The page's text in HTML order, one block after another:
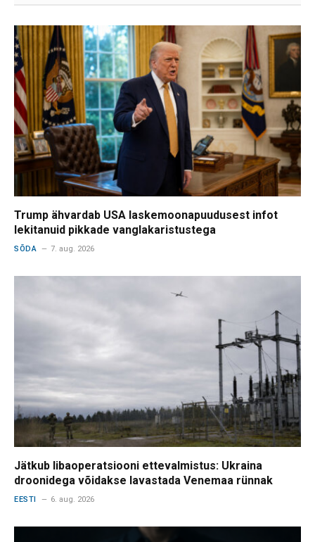
Trump ähvardab USA laskemoonapuudusest infot
lekitanuid pikkade vanglakaristustega
SÕDA 7. aug. 2026
Jätkub libaoperatsiooni ettevalmistus: Ukraina
droonidega võidakse lavastada Venemaa rünnak
EESTI 6. aug. 2026